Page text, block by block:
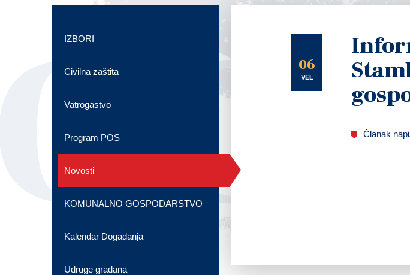
06
VEL
Članak
IZBORI
Civilna zaštita
Vatrogastvo
Program POS
Novosti
KOMUNALNO GOSPODARSTVO
Kalendar Događanja
Udruge građana